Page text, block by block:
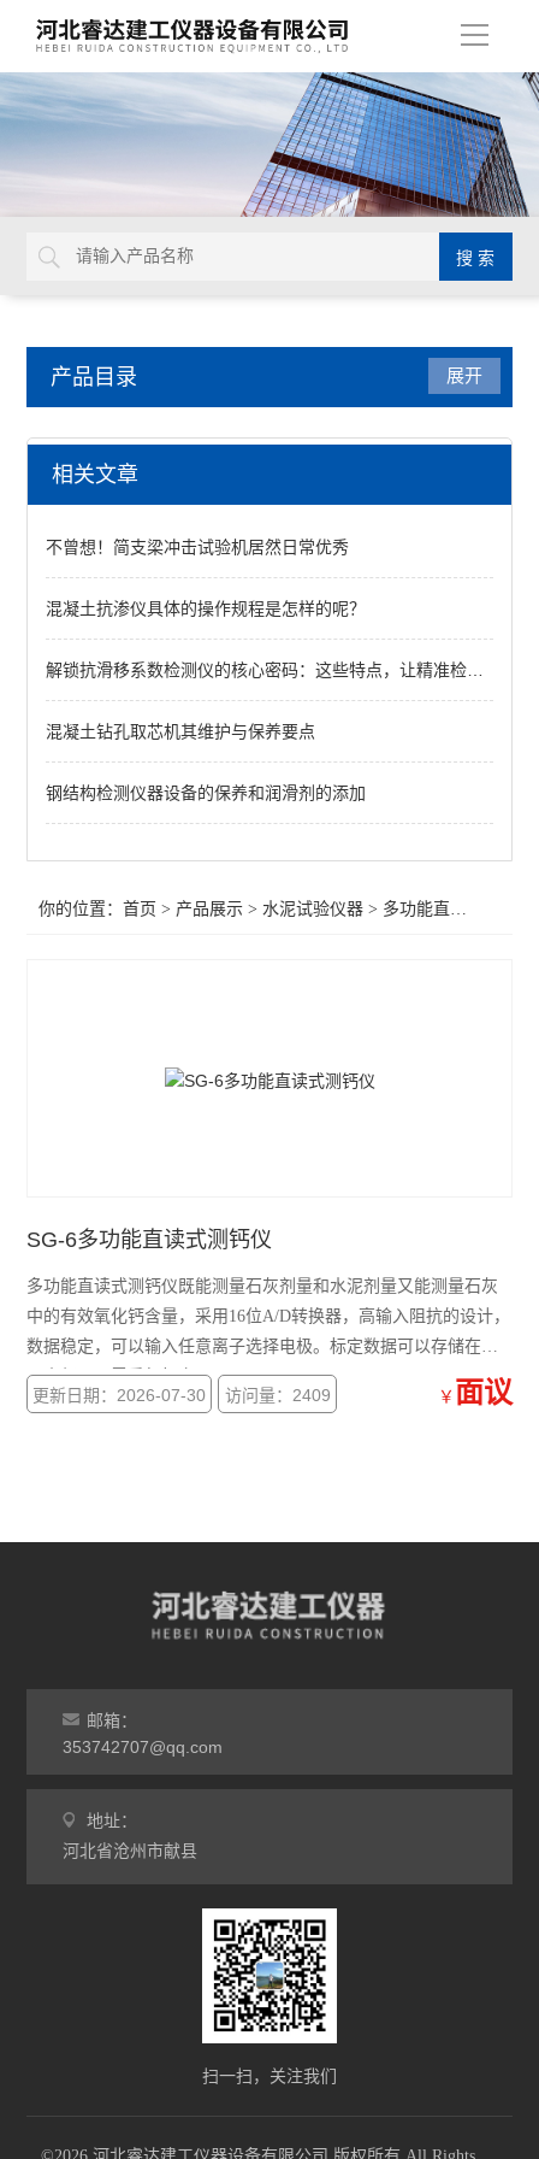
导
产品目录
水泥试验仪器
水泥压浆高速搅拌机
水泥氯离子自动电位滴定仪
水泥土抗渗仪
水泥试验仪器
水泥水热化测定仪
水泥压蒸釜
多功能直读式测钙仪
水泥比长仪
环保型水泥细度负压筛析仪
水泥氯离子分析仪
水泥游离氧化钙测定仪
雷氏夹测定仪
水泥比表面积测定仪
水泥胶砂流动度
水泥负压筛析仪
查看全部 >>
展开
相关文章
不曾想！简支梁冲击试验机居然日常优秀
混凝土抗渗仪具体的操作规程是怎样的呢？
解锁抗滑移系数检测仪的核心密码：这些特点，让精准检测触手可及！
混凝土钻孔取芯机其维护与保养要点
钢结构检测仪器设备的保养和润滑剂的添加
你的位置：首页 > 产品展示 >水泥试验仪器 > 多功能直读式测钙仪
SG-6多功能直读式测钙仪
多功能直读式测钙仪既能测量石灰剂量和水泥剂量又能测量石灰
中的有效氧化钙含量，采用16位A/D转换器，高输入阻抗的设计，
数据稳定，可以输入任意离子选择电极。标定数据可以存储在仪
器内部，无需重复标定
更新日期：2026-07-30 访问量：2409 ￥ 面议
邮箱：
353742707@qq.com
地址：
河北省沧州市献县
扫一扫，关注我们